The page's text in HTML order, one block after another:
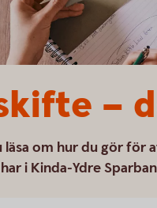
–
läsa om hur du gör
i Kinda-Ydre